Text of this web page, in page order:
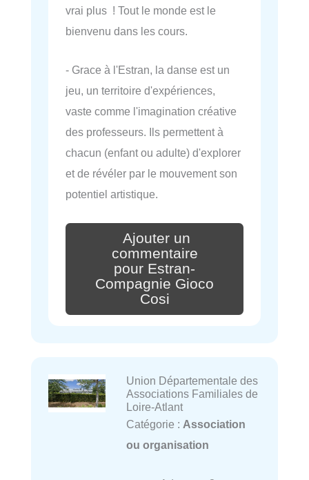
vrai plus ! Tout le monde est le
bienvenu dans les cours.
- Grace à l'Estran, la danse est un
jeu, un territoire d'expériences,
vaste comme l'imagination créative
des professeurs. Ils permettent à
chacun (enfant ou adulte) d'explorer
et de révéler par le mouvement son
potentiel artistique.
Ajouter un
commentaire
pour Estran-
Compagnie Gioco
Cosi
Union Départementale des
Associations Familiales de
Loire-Atlant
Catégorie : Association
ou organisation